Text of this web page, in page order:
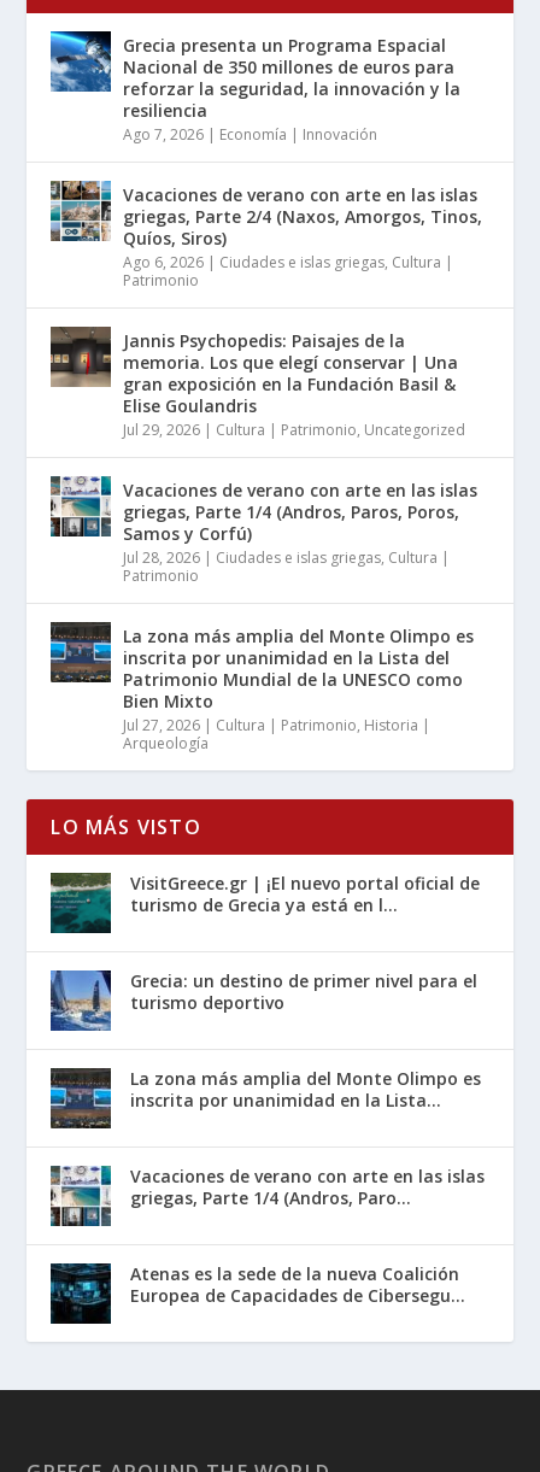
Grecia presenta un Programa Espacial
Nacional de 350 millones de euros para
reforzar la seguridad, la innovación y la
resiliencia
Ago 7, 2026 | Economía | Innovación
Vacaciones de verano con arte en las islas
griegas, Parte 2/4 (Naxos, Amorgos, Tinos,
Quíos, Siros)
Ago 6, 2026 | Ciudades e islas griegas, Cultura |
Patrimonio
Jannis Psychopedis: Paisajes de la
memoria. Los que elegí conservar | Una
gran exposición en la Fundación Basil &
Elise Goulandris
Jul 29, 2026 | Cultura | Patrimonio, Uncategorized
Vacaciones de verano con arte en las islas
griegas, Parte 1/4 (Andros, Paros, Poros,
Samos y Corfú)
Jul 28, 2026 | Ciudades e islas griegas, Cultura |
Patrimonio
La zona más amplia del Monte Olimpo es
inscrita por unanimidad en la Lista del
Patrimonio Mundial de la UNESCO como
Bien Mixto
Jul 27, 2026 | Cultura | Patrimonio, Historia |
Arqueología
LO MÁS VISTO
VisitGreece.gr | ¡El nuevo portal oficial de
turismo de Grecia ya está en l...
Grecia: un destino de primer nivel para el
turismo deportivo
La zona más amplia del Monte Olimpo es
inscrita por unanimidad en la Lista...
Vacaciones de verano con arte en las islas
griegas, Parte 1/4 (Andros, Paro...
Atenas es la sede de la nueva Coalición
Europea de Capacidades de Cibersegu...